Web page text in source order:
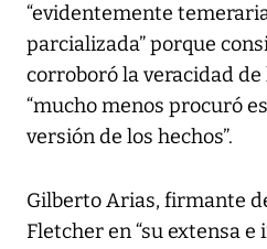
“evidentemente
parcializada” porque
corroboró la veracidad
“mucho menos procuró
versión de los hechos”.
Gilberto Arias, firmante
Fletcher en “su extensa